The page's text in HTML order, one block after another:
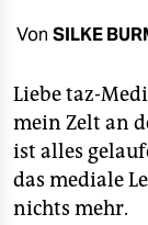
berlin
wahrheit
verlag
verlag
Von SILKE
Liebe taz-
mein Zelt an
ist alles
das mediale
nichts mehr.